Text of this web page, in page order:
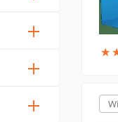
★
★